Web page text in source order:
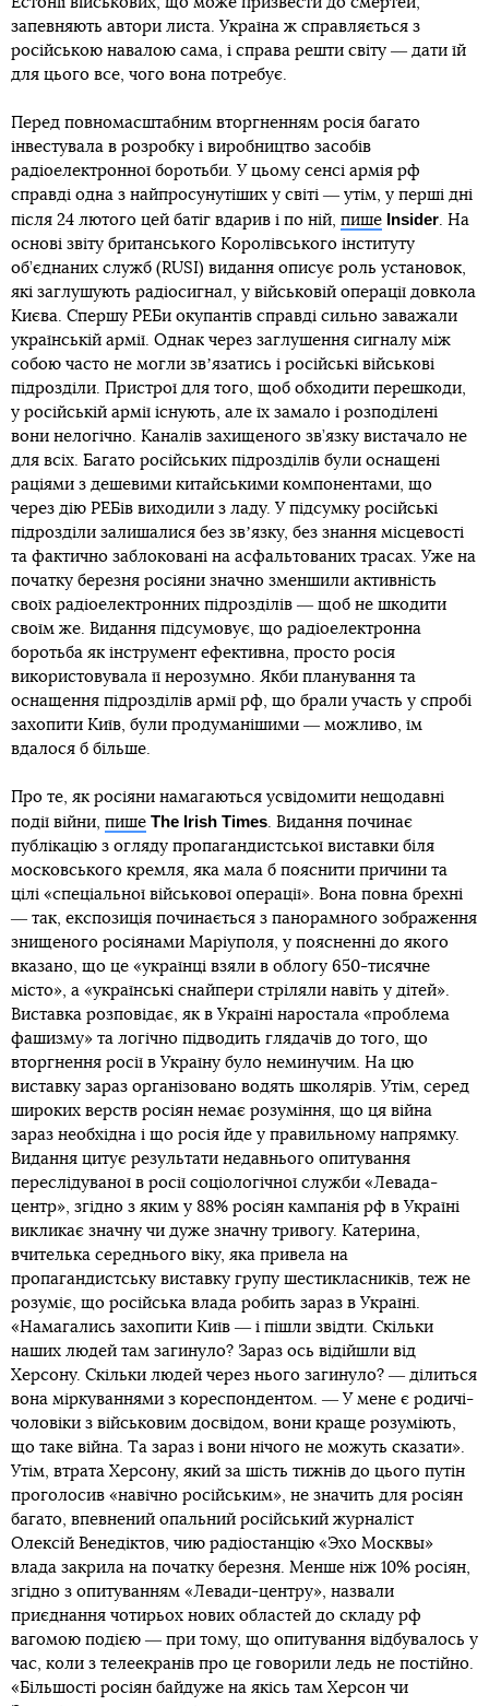
військ у Європі генерал Філіп Брідлав, експосли США в
Україні Джон Гербст і Стівен Пайфер та ще кілька десятків
політичних і військових авторитетів підписали листа, в
якому переконують американців надати Україні ще більшу
у владних колах вашингтонське видання. «Так, критики
допомоги Україні відзначають, що загальний обсяг
виділених США грошей Києву з 2014 року, уже перевищує
річний оборонний бюджет будь-якої країни, крім США та
Китаю. Це правда, але не враховує того, що якби
Вашингтон не надав цієї допомоги ― йому довелося б
зіткнутися зі значно більшими витратами», ― пишуть
автори листа. Зараз допомога Україні забирає чимало
ресурсу, однак не варто забувати, що йдеться про безпеку
всієї Європи та НАТО. Зараз путін намагається зруйнувати
систему, яка 75 років після Другої світової війни
забезпечувала відносний мир у Західному світі та
неймовірне зростання його благополуччя. Якщо
дозволити росії досягти успіху, про поточний порядок
можна буде забути. І якщо путін після України надумає
вторгнутись у країни Балтії, до яких він має чимало
претензій, витрати США будуть значно більшими за
нинішні та не обмежуватимуться грішми. Як член НАТО
Сполучені Штати відправлять на захист Литви, Латвії чи
Естонії військових, що може призвести до смертей,
запевняють автори листа. Україна ж справляється з
російською навалою сама, і справа решти світу ― дати їй
для цього все, чого вона потребує.
Перед повномасштабним вторгненням росія багато
інвестувала в розробку і виробництво засобів
радіоелектронної боротьби. У цьому сенсі армія рф
після 24 лютого цей батіг вдарив і по ній,пише Insider. На
основі звіту британського Королівського інституту
об’єднаних служб (RUSI) видання описує роль установок,
які заглушують радіосигнал, у військовій операції довкола
Києва. Спершу РЕБи окупантів справді сильно заважали
українській армії. Однак через заглушення сигналу між
собою часто не могли звʼязатись і російські військові
підрозділи. Пристрої для того, щоб обходити перешкоди,
у російській армії існують, але їх замало і розподілені
вони нелогічно. Каналів захищеного зв’язку вистачало не
для всіх. Багато російських підрозділів були оснащені
раціями з дешевими китайськими компонентами, що
через дію РЕБів виходили з ладу. У підсумку російські
підрозділи залишалися без звʼязку, без знання місцевості
та фактично заблоковані на асфальтованих трасах. Уже на
початку березня росіяни значно зменшили активність
своїх радіоелектронних підрозділів ― щоб не шкодити
своїм же. Видання підсумовує, що радіоелектронна
боротьба як інструмент ефективна, просто росія
використовувала її нерозумно. Якби планування та
оснащення підрозділів армії рф, що брали участь у спробі
захопити Київ, були продуманішими ― можливо, їм
вдалося б більше.
Про те, як росіяни намагаються усвідомити нещодавні
події війни,пише The Irish Times. Видання починає
публікацію з огляду пропагандистської виставки біля
московського кремля, яка мала б пояснити причини та
цілі «спеціальної військової операції». Вона повна брехні
― так, експозиція починається з панорамного зображення
знищеного росіянами Маріуполя, у поясненні до якого
вказано, що це «українці взяли в облогу 650-тисячне
місто», а «українські снайпери стріляли навіть у дітей».
Виставка розповідає, як в Україні наростала «проблема
фашизму» та логічно підводить глядачів до того, що
вторгнення росії в Україну було неминучим. На цю
виставку зараз організовано водять школярів. Утім, серед
широких верств росіян немає розуміння, що ця війна